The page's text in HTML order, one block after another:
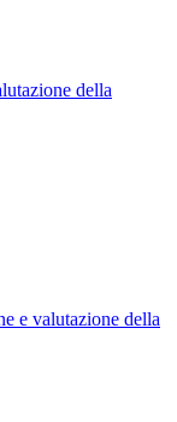
della
e valutazione della